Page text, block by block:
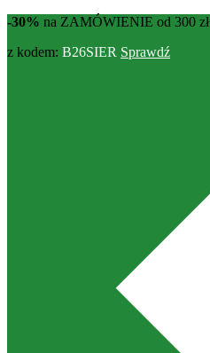
-30% na ZAMÓWIENIE od 300 zł
z kodem: B26SIER Sprawdź